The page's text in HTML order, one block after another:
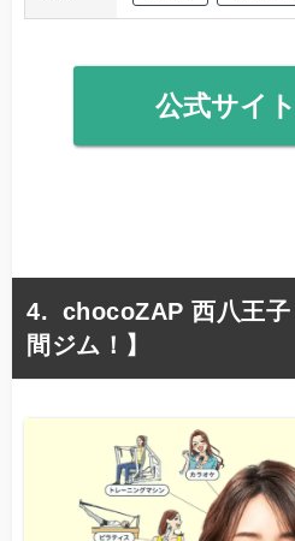
公式サイ
chocoZAP 西八王
間ジム！】